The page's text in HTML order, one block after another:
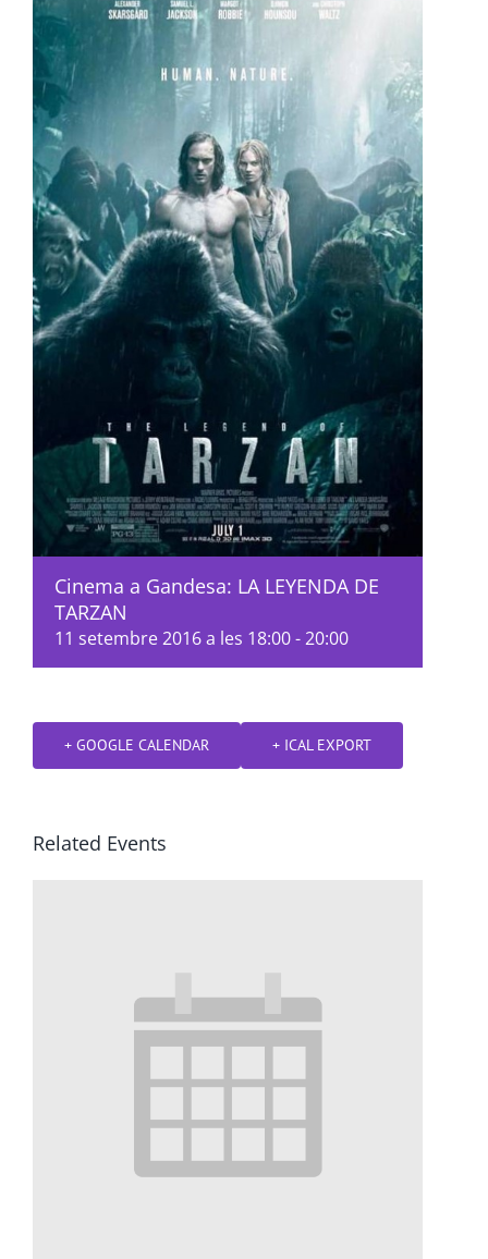
Cinema a Gandesa: LA LEYENDA DE
TARZAN
11 setembre 2016 a les 18:00-20:00
+ GOOGLE CALENDAR + ICAL EXPORT
Related Events